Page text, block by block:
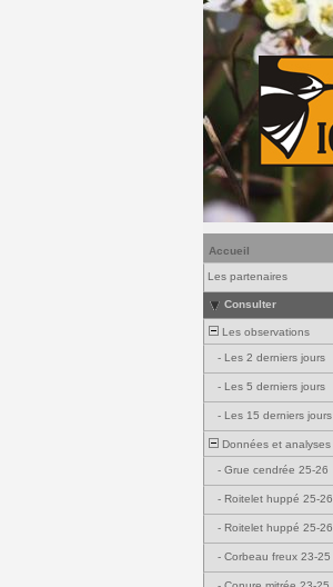
Accueil
Les partenaires
Consulter
Les observations
- Les 2 derniers jours
- Les 5 derniers jours
- Les 15 derniers jours
Données et analyses
- Grue cendrée 25-26
- Roitelet huppé 25-26
- Roitelet huppé 25-26
- Corbeau freux 23-25